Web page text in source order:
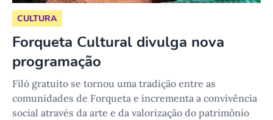
CULTURA
Forqueta Cultural divulga nova
programação
Filó gratuito se tornou uma tradição entre as
comunidades de Forqueta e incrementa a convivência
social através da arte e da valorização do patrimônio